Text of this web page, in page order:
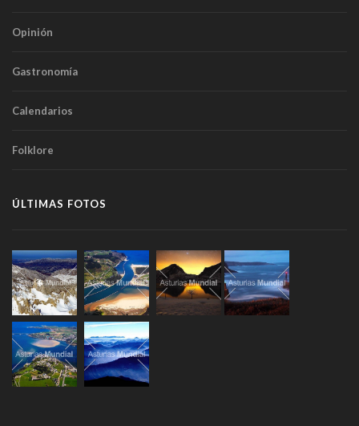
Opinión
Gastronomía
Calendarios
Folklore
ÚLTIMAS FOTOS